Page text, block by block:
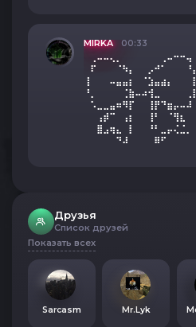
MIRKA 00:33
⠀⢀⠤⠤⢄⡀⠀⠀⠀⠀⠀⠀⢀⠤⠒⠒⢤⠀
⠀⠏⠀⠀⠀⠈⠳⡄⠀⠀⡠⠚⠁⠀⠀⠀⠘⡄
⢸⠀⠀⠀⠤⣤⣤⡆⠀⠈⣱⣤⣴⡄⠀⠀⠀⡇
⠘⡀⠀⠀⠀⠀⢈⣷⠤⠴⢺⣀⠀⠀⠀⠀⢀⡇
⠀⠡⣀⣀⣤⠶⠻⡏⠀⠀⢸⡟⠙⣶⡤⠤⠼⠀
⠀⠀⢠⡾⠉⠀⢠⡆⠀⠀⢸⠃⠀⠈⢻⣆⠀⠀
⠀⠀⣿⣠⢶⣄⠀⡇⠀⠀⠘⠃⣀⡤⢌⣈⡀⠀
⠀⠀⠀⠀⠀⠙⠼⠀⠀⠀⠀⠿⠋⠀⠀⠀⠀⠀
Друзья
Список друзей
Показать всех
Sarcasm Mr.Lyk